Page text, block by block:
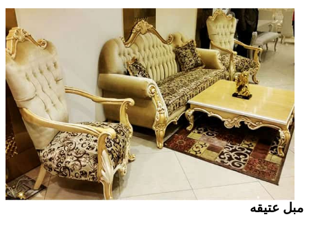
مبل عتیقه